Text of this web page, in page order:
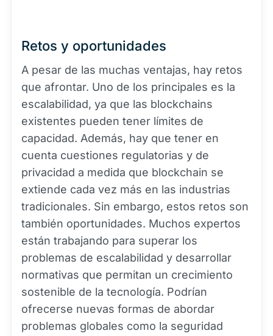
Retos y oportunidades
A pesar de las muchas ventajas, hay retos
que afrontar. Uno de los principales es la
escalabilidad, ya que las blockchains
existentes pueden tener límites de
capacidad. Además, hay que tener en
cuenta cuestiones regulatorias y de
privacidad a medida que blockchain se
extiende cada vez más en las industrias
tradicionales. Sin embargo, estos retos son
también oportunidades. Muchos expertos
están trabajando para superar los
problemas de escalabilidad y desarrollar
normativas que permitan un crecimiento
sostenible de la tecnología. Podrían
ofrecerse nuevas formas de abordar
problemas globales como la seguridad